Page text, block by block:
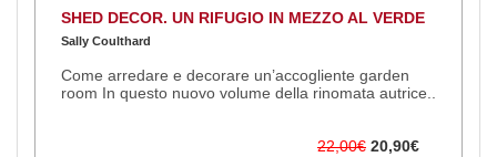
SHED DECOR. UN RIFUGIO IN MEZZO AL VERDE
Sally Coulthard
Come arredare e decorare un’accogliente garden
room In questo nuovo volume della rinomata autrice..
22,00€ 20,90€